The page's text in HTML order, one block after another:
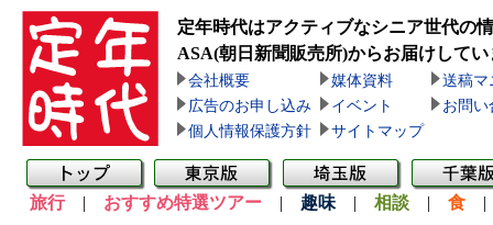
定年時代はアクティブなシニア世代の
ASA(朝日新聞販売所)からお届けしてい
会社概要 媒体資料
送稿マ
広告のお申し込み
イベント
お問い
個人情報保護方針
サイトマップ
旅行| おすすめ特選ツアー | 趣味 | 相談 | 食